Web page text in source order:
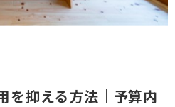
を抑える方法｜予算内